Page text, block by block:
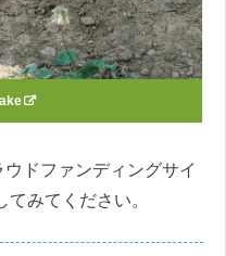
ドファンディングサイ
てみてください。